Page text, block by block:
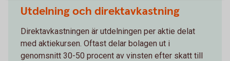
Utdelning och direktavkastning
Direktavkastningen är utdelningen per aktie delat
med aktiekursen. Oftast delar bolagen ut i
genomsnitt 30-50 procent av vinsten efter skatt till